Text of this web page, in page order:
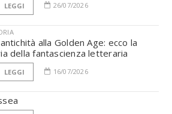
LEGGI 26/07/2026
alla Golden Age: ecco la
della fantascienza letteraria
LEGGI 16/07/2026